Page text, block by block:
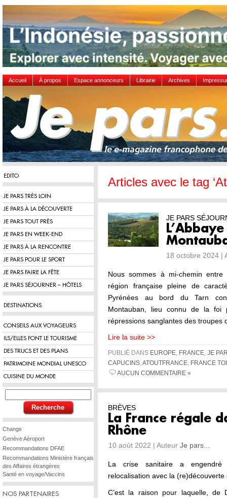
Accueil À propos Espace annonceurs Librairie Archives
EDITO
JE PARS TRÈS LOIN
JE PARS À LA DÉCOUVERTE
JE PARS TOUT PRÈS
JE PARS EN WEEK-END
JE PARS À LA RENCONTRE
JE PARS POUR LE SPORT
JE PARS FAIRE LA FÊTE
JE PARS SÉJOURNER – HÔTELS
DESTINATIONS
CONSEILS AUX VOYAGEURS
ILS/ELLES FONT LE TOURISME
DES TRUCS ET DES PLANS
PATRIMOINE MONDIAL UNESCO
CUISINE DU MONDE
Change
Genève Aéroport
Recommandations DFAE
Recommandations Ministère français
des Affaires étrangères
Santé en voyage/Vaccins
NOS PARTENAIRES
Articles avec le tag
JE PARS
18 octobre 2024 |
Nous sommes à mi-chemin
région française pleine de
Pyrénées au bord du Tarn
Montauban, lieu connu de la foi
répressions sanglantes des
Lire la suite >>
PUBLIÉ DANS EUROPE FRANCE JE
CAPUCINS ATOUTFRANCE
FRANCE
AUCUN COMMENTAIRE »
BRÈVES
La France régale
Rhône
10 août 2022 | Auteur Je pars...
La crise sanitaire a engendré
relocalisation avec la
C’est la raison pour laquelle,